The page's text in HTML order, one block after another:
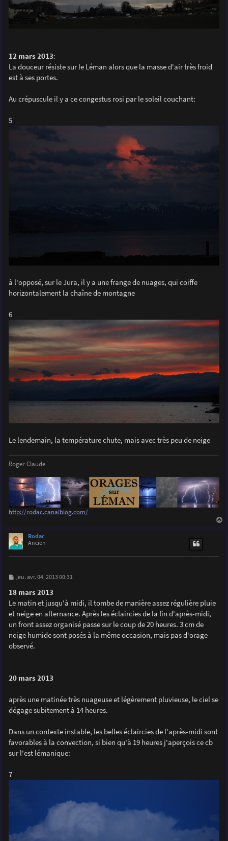
12 mars 2013:
La douceur résiste sur le Léman alors que la masse d'air très froid
est à ses portes.
Au crépuscule il y a ce congestus rosi par le soleil couchant:
5
à l'opposé, sur le Jura, il y a une frange de nuages, qui coiffe
horizontalement la chaîne de montagne
6
Le lendemain, la température chute, mais avec très peu de neige
Roger Claude
http://rodac.canalblog.com/
Rodac
Ancien
M
s
s
a
e
jeu. avr. 04, 2013 00:31
18 mars 2013
Le matin et jusqu'à midi, il tombe de manière assez régulière pluie
et neige en alternance. Après les éclaircies de la fin d'après-midi,
un front assez organisé passe sur le coup de 20 heures. 3 cm de
neige humide sont posés à la même occasion, mais pas d'orage
observé.
20 mars 2013
après une matinée très nuageuse et légèrement pluvieuse, le ciel se
dégage subitement à 14 heures.
Dans un contexte instable, les belles éclaircies de l'après-midi sont
favorables à la convection, si bien qu'à 19 heures j'aperçois ce cb
sur l'est lémanique:
7